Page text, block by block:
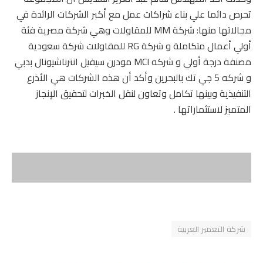
تحرص دائما علي بناء شراكات عمل مع أكبر الشركات الرائدة في
مجالاتها منها: شركة MM للمقاولات وهي شركة مصرية فئة
أولي أعمال متكاملة و شركة RG للمقاولات شركة سعودية
مصنفة درجة أولي و شركه MCI مودرن سيفيل انترناشيونال بدبي
و شركه 5 جي تك بالبحرين وأكد أن هذه الشركات هي الأذرع
التنفيذية وبينها تكامل وتعاون لنقل الخبرات لتحقيق الإنجاز
المتميز لاستثماراتها .
شركة التعمير العربية